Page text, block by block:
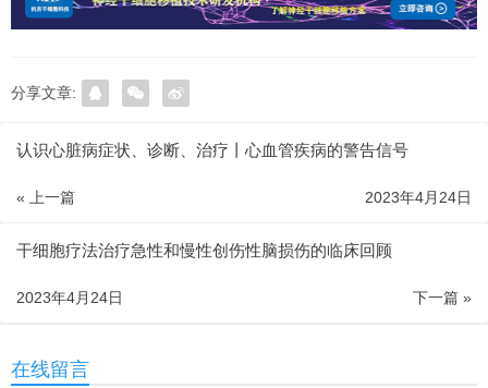
分享文章:
认识心脏病症状、诊断、治疗丨心血管疾病的警告信号
« 上一篇 2023年4月24日
干细胞疗法治疗急性和慢性创伤性脑损伤的临床回顾
下一篇 »
2023年4月24日
在线留言